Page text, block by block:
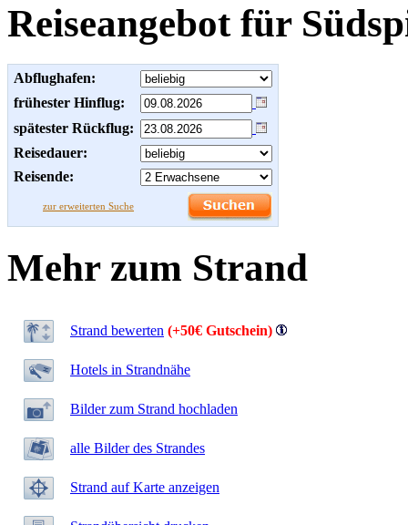
Reiseangebot für
Abflughafen:
frühester Hinflug:
spätester Rückflug:
Reisedauer:
Reisende:
zur erweiterten Suche
Mehr zum Strand
Strand bewerten (+50€ Gutschein)
Hotels in Strandnähe
Bilder zum Strand hochladen
alle Bilder des Strandes
Strand auf Karte anzeigen